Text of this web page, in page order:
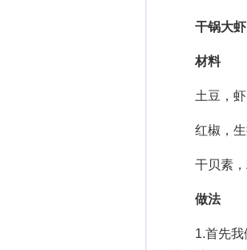
干锅大虾
材料
土豆，虾
红椒，生
干贝素，
做法
1.首先我们